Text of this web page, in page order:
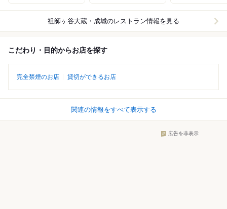
祖師ヶ谷大蔵・成城のレストラン情報を見る
こだわり・目的からお店を探す
完全禁煙のお店 貸切ができるお店
関連の情報をすべて表示する
広告を非表示